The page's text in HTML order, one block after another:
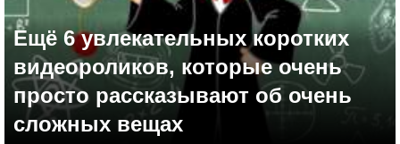
Ещё 6 увлекательных коротких
видеороликов, которые очень
просто рассказывают об очень
сложных вещах